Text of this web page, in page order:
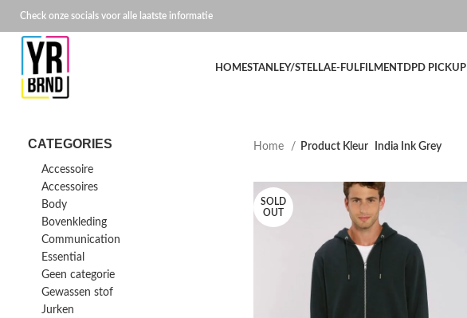
Check onze socials voor alle laatste informatie
HOMESTANLEY/STELLAE-FULFILMENT DPD PICKUP
CATEGORIES
Accessoire
Accessoires
Body
Bovenkleding
Communication
Essential
Geen categorie
Gewassen stof
Jurken
Home Product Kleur India Ink Grey
SOLD
OUT